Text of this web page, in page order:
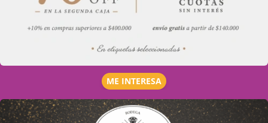
ME INTERESA